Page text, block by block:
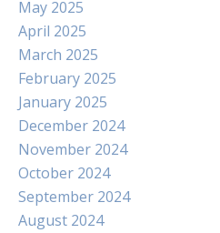
May 2025
April 2025
March 2025
February 2025
January 2025
December 2024
November 2024
October 2024
September 2024
August 2024